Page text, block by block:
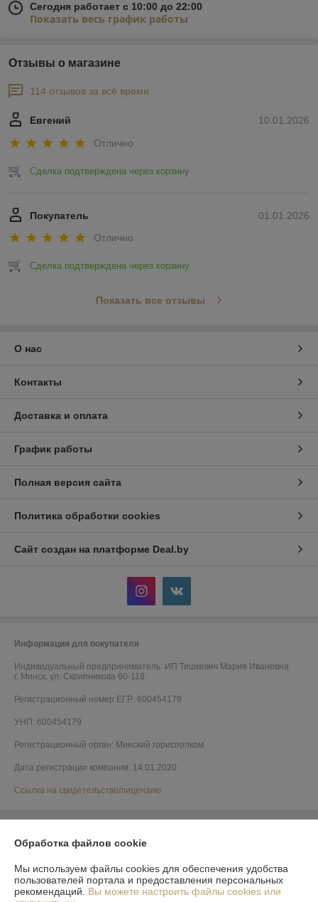
Сегодня работает с 10:00 до 22:00
Показать весь график работы
Отзывы о магазине
114 отзывов за всё время
10.01.2026
Евгений
Отлично
Сделка подтверждена через корзину
01.01.2026
Покупатель
Отлично
Сделка подтверждена через корзину
Показать все отзывы
О нас
Контакты
Доставка и оплата
График работы
Полная версия сайта
Политика обработки cookies
Сайт создан на платформе Deal.by
Информация для покупателя
Индивидуальный предприниматель: ИП Тишкевич Мария Ивановна
г. Минск, ул. Скрипникова 60-118
Регистрационный номер ЕГР: 600454179
УНП: 600454179
Регистрационный орган: Минский горисполком
Дата регистрации компании: 14.01.2020
Ссылка на свидетельство/лицензию
Обработка файлов cookie
Мы используем файлы cookies для обеспечения удобства
пользователей портала и предоставления персональных
рекомендаций. Вы можете настроить файлы cookies или